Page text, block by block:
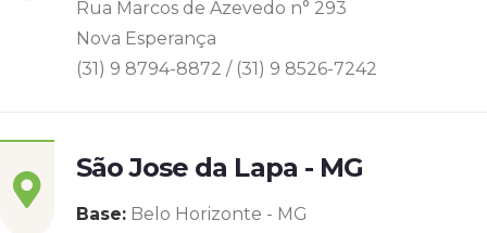
Rua Marcos de Azevedo n° 293
Nova Esperança
(31) 9 8794-8872 / (31) 9 8526-7242
São Jose da Lapa - MG
Base: Belo Horizonte - MG